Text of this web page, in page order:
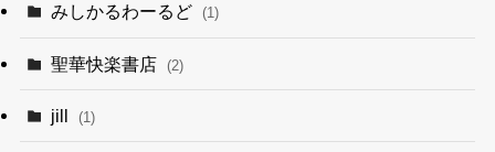
みしかるわーるど (1)
聖華快楽書店 (2)
jill (1)